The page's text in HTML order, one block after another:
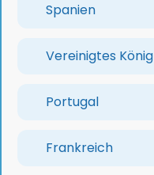
Spanien
Vereinigtes
Portugal
Frankreich